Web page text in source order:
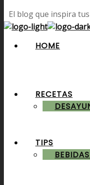
El blog que inspira
HOME
RECETAS
TIPS